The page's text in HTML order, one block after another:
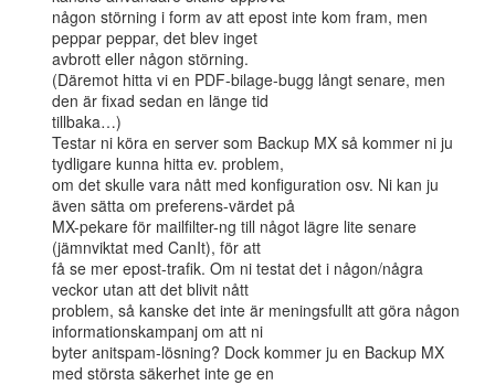
någon störning i form av att epost inte kom fram, men
peppar peppar, det blev inget
avbrott eller någon störning.
(Däremot hitta vi en PDF-bilage-bugg långt senare, men
den är fixad sedan en länge tid
tillbaka…)
Testar ni köra en server som Backup MX så kommer ni ju
tydligare kunna hitta ev. problem,
om det skulle vara nått med konfiguration osv. Ni kan ju
även sätta om preferens-värdet på
MX-pekare för mailfilter-ng till något lägre lite senare
(jämnviktat med CanIt), för att
få se mer epost-trafik. Om ni testat det i någon/några
veckor utan att det blivit nått
problem, så kanske det inte är meningsfullt att göra någon
informationskampanj om att ni
byter anitspam-lösning? Dock kommer ju en Backup MX
med största säkerhet inte ge en